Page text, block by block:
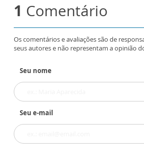
1 Comentário
Os comentários e avaliações são de
seus autores e não representam a opinião
Seu nome
Seu e-mail